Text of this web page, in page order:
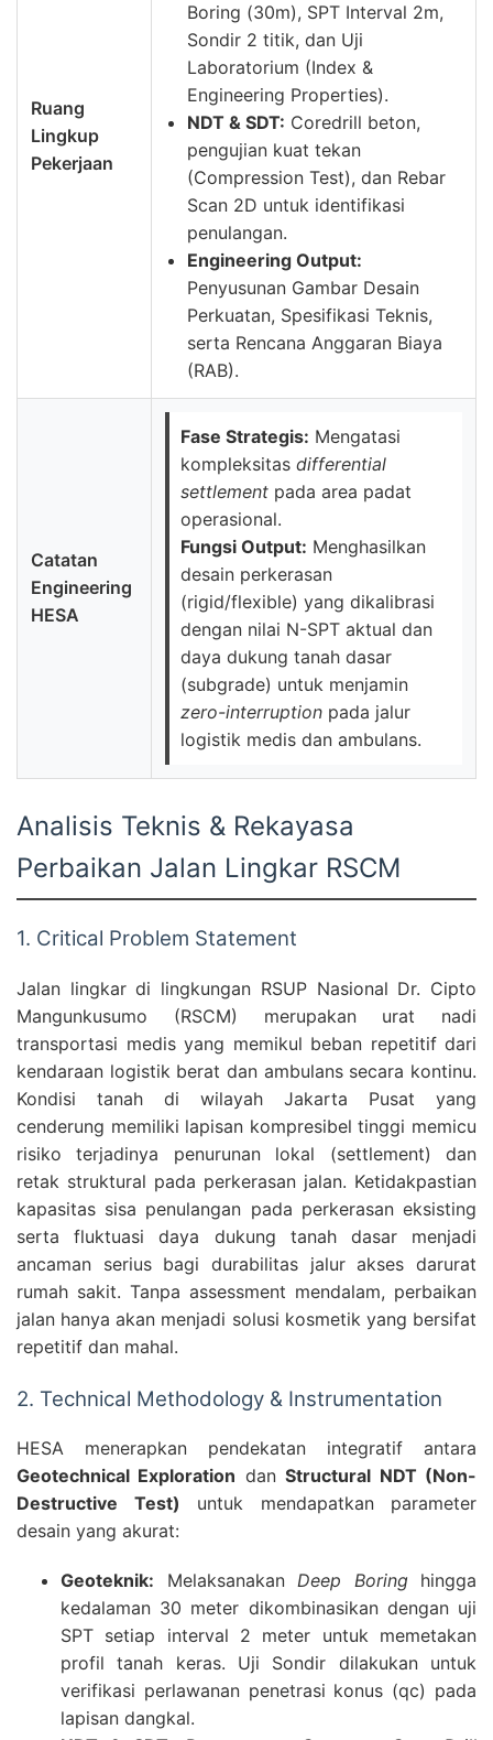
Ruang
Lingkup
Pekerjaan
Boring (30m), SPT Interval 2m,
Sondir 2 titik, dan Uji
Laboratorium (Index &
Engineering Properties).
NDT & SDT: Coredrill beton,
pengujian kuat tekan
(Compression Test), dan Rebar
Scan 2D untuk identifikasi
penulangan.
Engineering Output:
Penyusunan Gambar Desain
Perkuatan, Spesifikasi Teknis,
serta Rencana Anggaran Biaya
(RAB).
Catatan
Engineering
HESA
Fase Strategis: Mengatasi
kompleksitas differential
settlement pada area padat
operasional.
Fungsi Output: Menghasilkan
desain perkerasan
(rigid/flexible) yang dikalibrasi
dengan nilai N-SPT aktual dan
daya dukung tanah dasar
(subgrade) untuk menjamin
zero-interruption pada jalur
logistik medis dan ambulans.
Analisis Teknis & Rekayasa
Perbaikan Jalan Lingkar RSCM
1. Critical Problem Statement
Jalan lingkar di lingkungan RSUP Nasional Dr. Cipto
Mangunkusumo (RSCM) merupakan urat nadi
transportasi medis yang memikul beban repetitif dari
kendaraan logistik berat dan ambulans secara kontinu.
Kondisi tanah di wilayah Jakarta Pusat yang
cenderung memiliki lapisan kompresibel tinggi memicu
risiko terjadinya penurunan lokal (settlement) dan
retak struktural pada perkerasan jalan. Ketidakpastian
kapasitas sisa penulangan pada perkerasan eksisting
serta fluktuasi daya dukung tanah dasar menjadi
ancaman serius bagi durabilitas jalur akses darurat
rumah sakit. Tanpa assessment mendalam, perbaikan
jalan hanya akan menjadi solusi kosmetik yang bersifat
repetitif dan mahal.
2. Technical Methodology & Instrumentation
HESA menerapkan pendekatan integratif antara
Geotechnical Exploration danStructural NDT (Non-
Destructive Test) untuk mendapatkan parameter
desain yang akurat:
Geoteknik: Melaksanakan Deep Boringhingga
kedalaman 30 meter dikombinasikan dengan uji
SPT setiap interval 2 meter untuk memetakan
profil tanah keras. Uji Sondir dilakukan untuk
verifikasi perlawanan penetrasi konus (qc) pada
lapisan dangkal.